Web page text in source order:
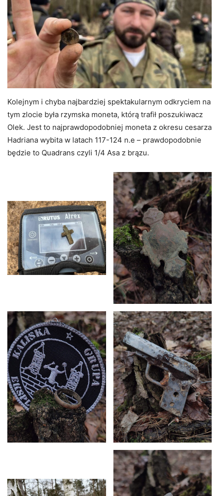
Kolejnym i chyba najbardziej spektakularnym odkryciem na
tym zlocie była rzymska moneta, którą trafił poszukiwacz
Olek. Jest to najprawdopodobniej moneta z okresu cesarza
Hadriana wybita w latach 117-124 n.e – prawdopodobnie
będzie to Quadrans czyli 1/4 Asa z brązu.